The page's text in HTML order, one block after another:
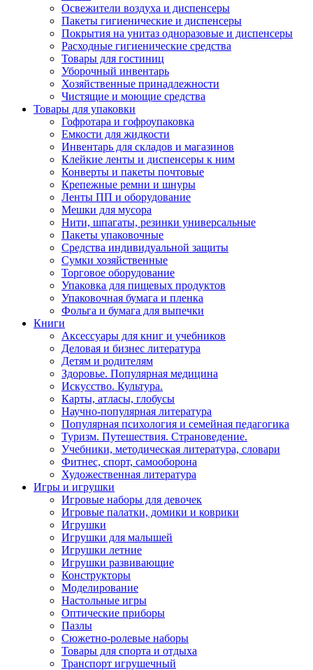
Освежители воздуха и диспенсеры
Пакеты гигиенические и диспенсеры
Покрытия на унитаз одноразовые и диспенсеры
Расходные гигиенические средства
Товары для гостиниц
Уборочный инвентарь
Хозяйственные принадлежности
Чистящие и моющие средства
Товары для упаковки
Гофротара и гофроупаковка
Емкости для жидкости
Инвентарь для складов и магазинов
Клейкие ленты и диспенсеры к ним
Конверты и пакеты почтовые
Крепежные ремни и шнуры
Ленты ПП и оборудование
Мешки для мусора
Нити, шпагаты, резинки универсальные
Пакеты упаковочные
Средства индивидуальной защиты
Сумки хозяйственные
Торговое оборудование
Упаковка для пищевых продуктов
Упаковочная бумага и пленка
Фольга и бумага для выпечки
Книги
Аксессуары для книг и учебников
Деловая и бизнес литература
Детям и родителям
Здоровье. Популярная медицина
Искусство. Культура.
Карты, атласы, глобусы
Научно-популярная литература
Популярная психология и семейная педагогика
Туризм. Путешествия. Страноведение.
Учебники, методическая литература, словари
Фитнес, спорт, самооборона
Художественная литература
Игры и игрушки
Игровые наборы для девочек
Игровые палатки, домики и коврики
Игрушки
Игрушки для малышей
Игрушки летние
Игрушки развивающие
Конструкторы
Моделирование
Настольные игры
Оптические приборы
Пазлы
Сюжетно-ролевые наборы
Товары для спорта и отдыха
Транспорт игрушечный